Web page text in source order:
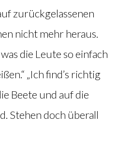
zurückgelassenen
nicht mehr heraus.
die Leute so einfach
„Ich find’s richtig
Beete und auf die
Stehen doch überall